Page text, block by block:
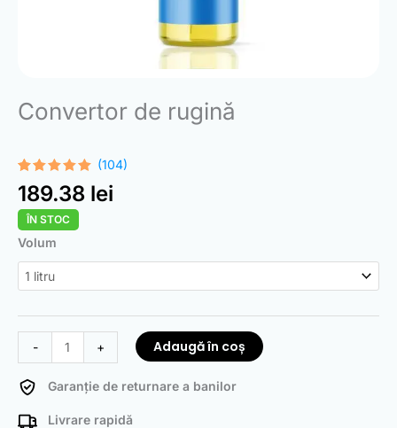
Convertor de rugină
Evaluat la
4.99din 5
pe baza a
104
evaluări de
la clienți
(104)
189.38 lei
ÎN STOC
Volum
-
Cantitate
Rust
Converter
+ Adaugă în coș
Garanție de returnare a banilor
Livrare rapidă